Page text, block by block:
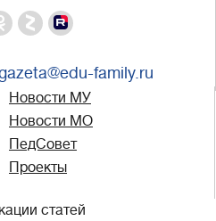
family.ru
Новости МУ
Новости МО
ПедСовет
Проекты
статей